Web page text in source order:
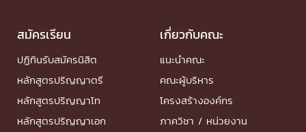
สมัครเรียน
ปฏิทินรับสมัครนิสิต
หลักสูตรปริญญาตรี
หลักสูตรปริญญาโท
หลักสูตรปริญญาเอก
เกี่ยวกับคณะ
แนะนำคณะ
คณะผู้บริหาร
โครงสร้างองค์กร
ภาควิชา / หน่วยงาน